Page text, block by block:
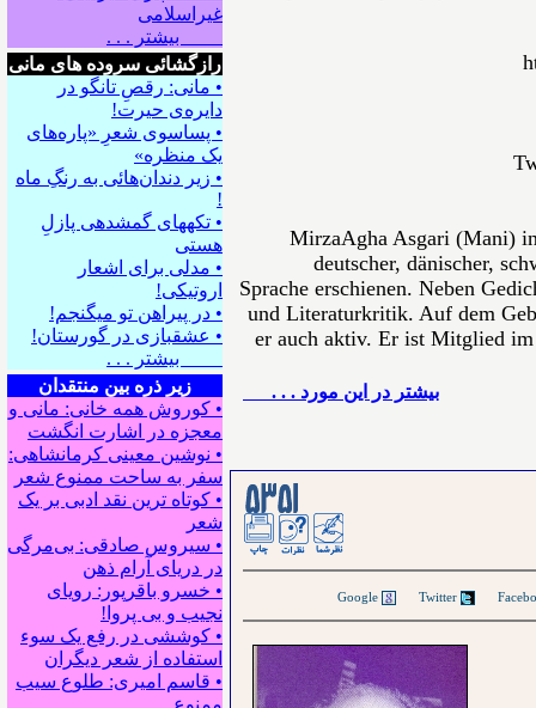
غیراسلامی
بیشتر . . .
رازگشائی سروده های مانی
• مانی: رقصِ تانگو در
دایره‌ی حیرت!
• پساسوی شعرِ «پاره‌های
یک منظره»
• زیر دندان‌هائی به رنگِ ماه
!
• تکه⁪های گمشده⁪ی پازلِ
هستی
• مدلی برای اشعار
اروتیکی!
• در پیراهن تو می⁪گنجم!
• عشقبازی در گورستان!
بیشتر . . .
زیر ذره بین منتقدان
• کوروش همه خانی: مانی و
معجزه در اشارت انگشت
• نوشین معینی کرمانشاهی:
سفر به ساحت ممنوع شعر
• کوتاه ترین نقد ادبی بر یک
شعر
• سیروس صادقی: بی‌مرگی
در دریای آرام ذهن
• خسرو باقرپور: ﺭوﻳﺎﻯ
ﻧﺠﻴﺐ ﻭ ﺑﻰ ﭘﺮﻭﺍ!
• کوششی در رفع یک سوء
استفاده از شعر دیگران
• قاسم امیری: طلوع سیب
ممنوع
MirzaAgha Asgari (Mani)
deutscher, dänischer,
Sprache erschienen. Neben
und Literaturkritik. Auf dem
er auch aktiv. Er ist Mitglied
بيشتر در این مورد . . .
Twitter
Google